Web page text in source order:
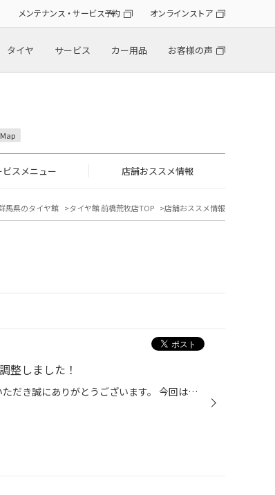
メンテナンス・サービス予約 オンラインストア
タイヤ サービス カー用品 お客様の声
Map
ビスメニュー 店舗おススメ情報
馬県のタイヤ館 タイヤ館 前橋荒牧店TOP 店舗おススメ情報
整しました！
タイヤ館前橋荒牧店のwebサイトをご覧いただき誠にありがとうございます。 今回は【トヨタ GRヤリス】のアライメント調整のご紹介です。 足回りの部品を交換したという事でのご依頼です。 こちらのおクルマは、通常のヤリスより調整箇所が多く ・前輪 トー ・後輪 トー 計２か所が調整可能となって...